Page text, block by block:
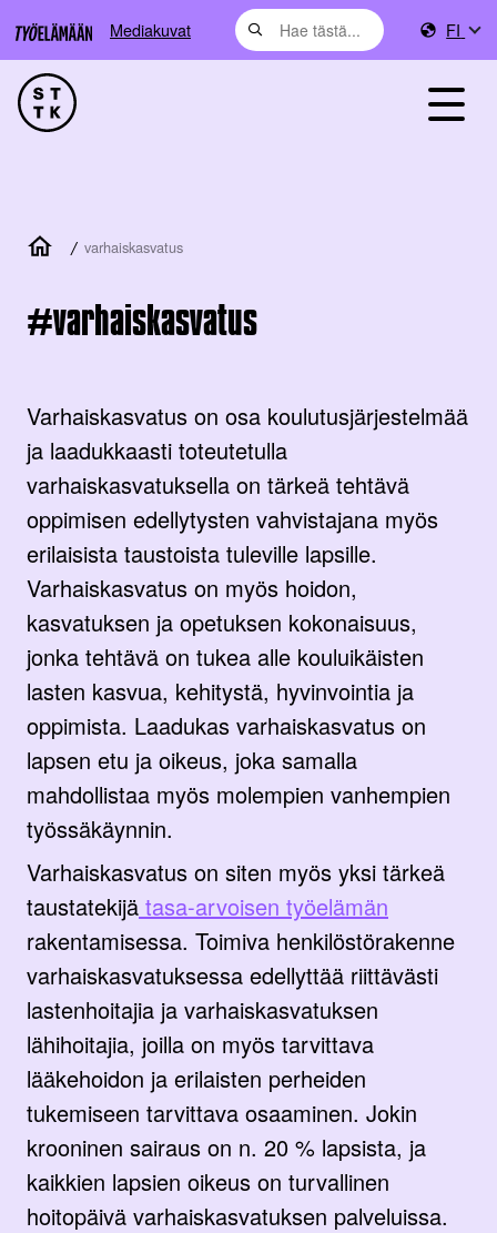
Mediakuvat FI
/ varhaiskasvatus
varhaiskasvatus
Varhaiskasvatus on osa koulutusjärjestelmää
ja laadukkaasti toteutetulla
varhaiskasvatuksella on tärkeä tehtävä
oppimisen edellytysten vahvistajana myös
erilaisista taustoista tuleville lapsille.
Varhaiskasvatus on myös hoidon,
kasvatuksen ja opetuksen kokonaisuus,
jonka tehtävä on tukea alle kouluikäisten
lasten kasvua, kehitystä, hyvinvointia ja
oppimista. Laadukas varhaiskasvatus on
lapsen etu ja oikeus, joka samalla
mahdollistaa myös molempien vanhempien
työssäkäynnin.
Varhaiskasvatus on siten myös yksi tärkeä
taustatekijä tasa-arvoisen työelämän
rakentamisessa. Toimiva henkilöstörakenne
varhaiskasvatuksessa edellyttää riittävästi
lastenhoitajia ja varhaiskasvatuksen
lähihoitajia, joilla on myös tarvittava
lääkehoidon ja erilaisten perheiden
tukemiseen tarvittava osaaminen. Jokin
krooninen sairaus on n. 20 % lapsista, ja
kaikkien lapsien oikeus on turvallinen
hoitopäivä varhaiskasvatuksen palveluissa.